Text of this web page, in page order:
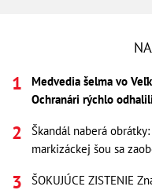
Medvedia šelma vo
Ochranári rýchlo
Škandál naberá
markizáckej šou sa
ŠOKUJÚCE ZISTENIE